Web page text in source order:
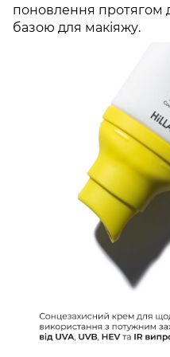
поновлення протягом
базою для макіяжу.